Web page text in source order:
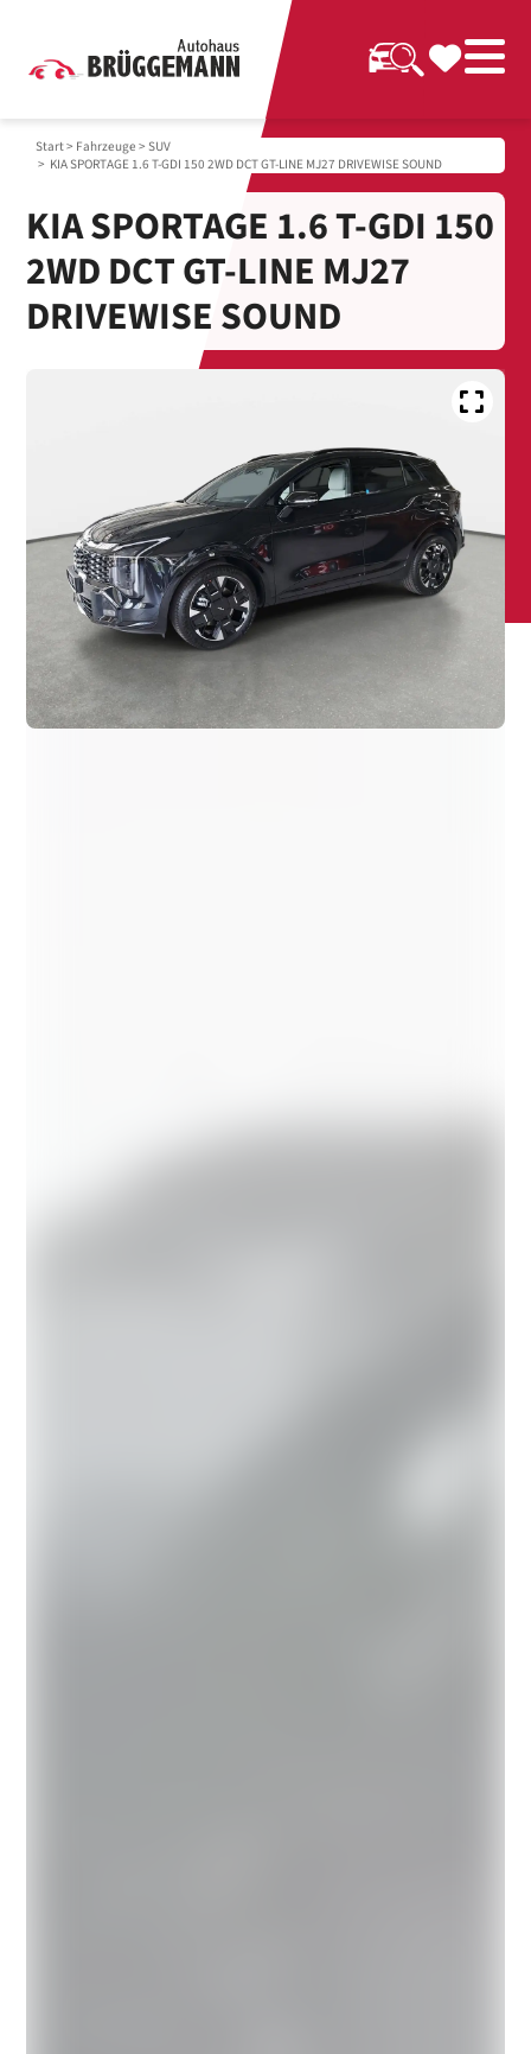
Start> Fahrzeuge > SUV
> KIA SPORTAGE 1.6 T-GDI 150 2WD DCT GT-LINE MJ27 DRIVEWISE SOUND
KIA SPORTAGE 1.6 T-GDI 150
2WD DCT GT-LINE MJ27
DRIVEWISE SOUND